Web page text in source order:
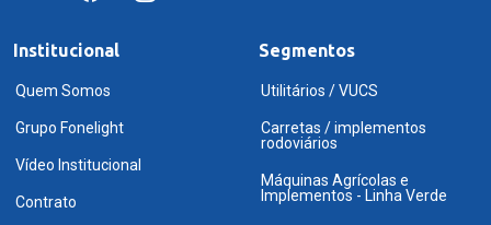
Institucional
Quem Somos
Grupo Fonelight
Vídeo Institucional
Contrato
Segmentos
Utilitários / VUCS
Carretas / implementos
rodoviários
Máquinas Agrícolas e
Implementos - Linha Verde